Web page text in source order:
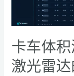
卡车体
激光雷
统：
于
3D
激